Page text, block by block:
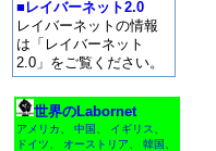
■レイバーネット2.0
レイバーネットの情報
は「レイバーネット
2.0」をご覧ください。
世界のLabornet
アメリカ 中国 イギリス
ドイツ
オーストリア 韓国